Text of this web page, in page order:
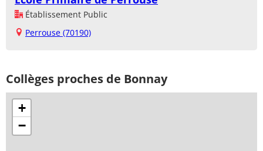
Établissement Public
Perrouse (70190)
Collèges proches de Bonnay
+
−